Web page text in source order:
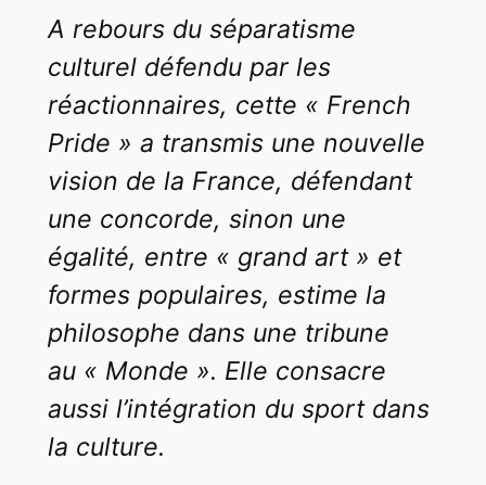
A rebours du séparatisme
culturel défendu par les
réactionnaires, cette « French
Pride » a transmis une nouvelle
vision de la France, défendant
une concorde, sinon une
égalité, entre « grand art » et
formes populaires, estime la
philosophe dans une tribune
au « Monde ». Elle consacre
aussi l’intégration du sport dans
la culture.